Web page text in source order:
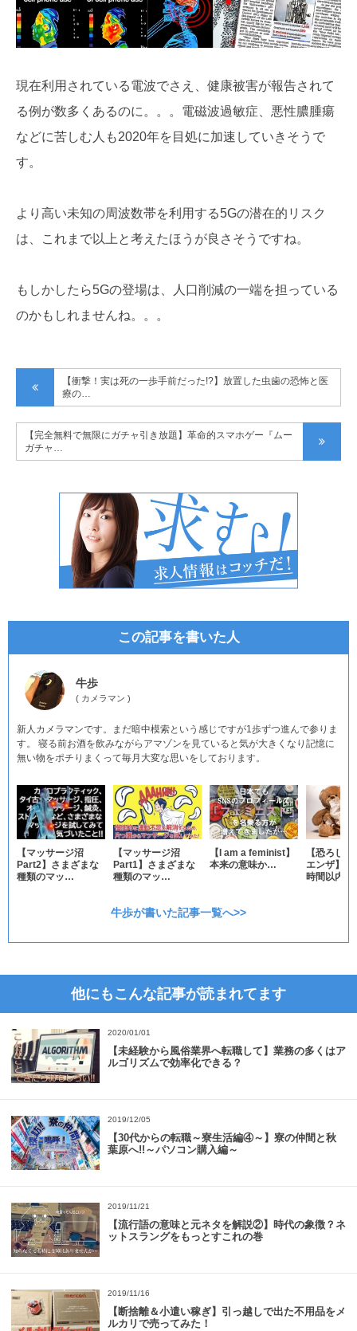
現在利用されている電波でさえ、健康被害が報告されて
る例が数多くあるのに。。。電磁波過敏症、悪性膿腫瘍
などに苦しむ人も2020年を目処に加速していきそうで
す。
より高い未知の周波数帯を利用する5Gの潜在的リスク
は、これまで以上と考えたほうが良さそうですね。
もしかしたら5Gの登場は、人口削減の一端を担っている
のかもしれませんね。。。
【衝撃！実は死の一歩手前だった!?】放置した虫歯の恐怖と医
療の…
【完全無料で無限にガチャ引き放題】革命的スマホゲー『ムー
ガチャ…
この記事を書いた人
牛歩
( カメラマン )
新人カメラマンです。まだ暗中模索という感じですが1歩ずつ進んで参りま
す。 寝る前お酒を飲みながらアマゾンを見ていると気が大きくなり記憶に
無い物をポチりまくって毎月大変な思いをしております。
【マッサージ沼
Part2】さまざまな
種類のマッ…
【マッサージ沼
Part1】さまざまな
種類のマッ…
【I am a feminist】
本来の意味か…
【恐ろし
エンザ】発
時間以内…
牛歩が書いた記事一覧へ>>
他にもこんな記事が読まれてます
2020/01/01
【未経験から風俗業界へ転職して】業務の多くはア
ルゴリズムで効率化できる？
2019/12/05
【30代からの転職～寮生活編④～】寮の仲間と秋
葉原へ!!～パソコン購入編～
2019/11/21
【流行語の意味と元ネタを解説②】時代の象徴？ネ
ットスラングをもっとすこれの巻
2019/11/16
【断捨離＆小遣い稼ぎ】引っ越しで出た不用品をメ
ルカリで売ってみた！